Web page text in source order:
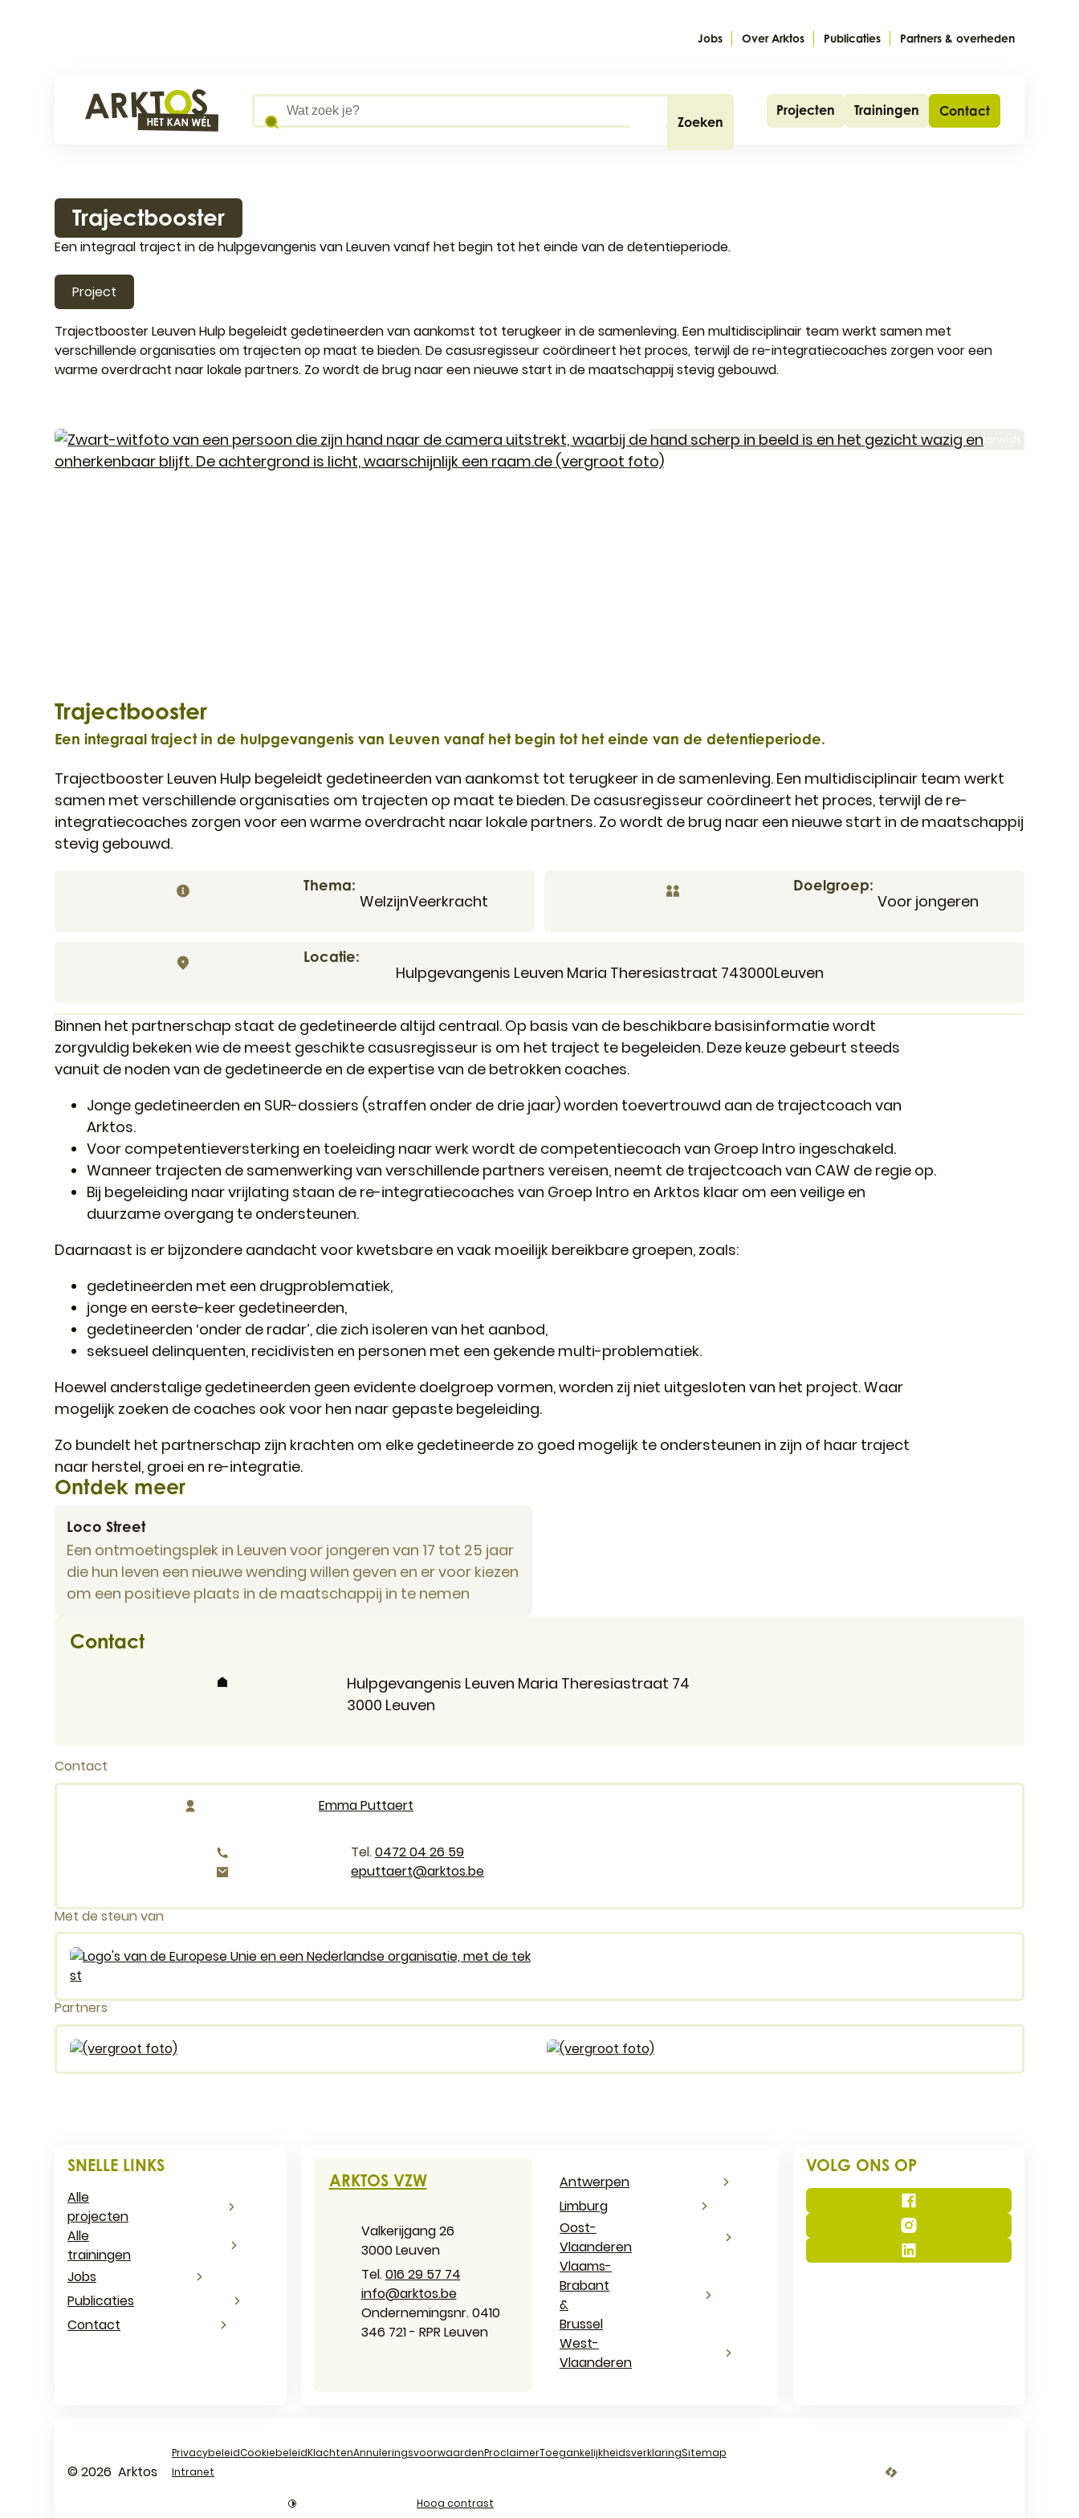
Jobs Over Arktos Publicaties Partners & overheden
Arktos Wat zoek je?
Zoeken
Projecten Trainingen Contact
Trajectbooster
Een integraal traject in de hulpgevangenis van Leuven vanaf het begin tot het einde van de detentieperiode.
Project
Trajectbooster Leuven Hulp begeleidt gedetineerden van aankomst tot terugkeer in de samenleving. Een multidisciplinair team werkt samen met
verschillende organisaties om trajecten op maat te bieden. De casusregisseur coördineert het proces, terwijl de re-integratiecoaches zorgen voor een
warme overdracht naar lokale partners. Zo wordt de brug naar een nieuwe start in de maatschappij stevig gebouwd.
Pexel - lalesh aldarwish
Trajectbooster
Een integraal traject in de hulpgevangenis van Leuven vanaf het begin tot het einde van de detentieperiode.
Trajectbooster Leuven Hulp begeleidt gedetineerden van aankomst tot terugkeer in de samenleving. Een multidisciplinair team werkt
samen met verschillende organisaties om trajecten op maat te bieden. De casusregisseur coördineert het proces, terwijl de re-
integratiecoaches zorgen voor een warme overdracht naar lokale partners. Zo wordt de brug naar een nieuwe start in de maatschappij
stevig gebouwd.
Thema
WelzijnVeerkracht
Doelgroep
Voor jongeren
Locatie
AdresHulpgevangenis Leuven Maria Theresiastraat 74,3000Leuven
Binnen het partnerschap staat de gedetineerde altijd centraal. Op basis van de beschikbare basisinformatie wordt
zorgvuldig bekeken wie de meest geschikte casusregisseur is om het traject te begeleiden. Deze keuze gebeurt steeds
vanuit de noden van de gedetineerde en de expertise van de betrokken coaches.
Jonge gedetineerden en SUR-dossiers (straffen onder de drie jaar) worden toevertrouwd aan de trajectcoach van
Arktos.
Voor competentieversterking en toeleiding naar werk wordt de competentiecoach van Groep Intro ingeschakeld.
Wanneer trajecten de samenwerking van verschillende partners vereisen, neemt de trajectcoach van CAW de regie op.
Bij begeleiding naar vrijlating staan de re-integratiecoaches van Groep Intro en Arktos klaar om een veilige en
duurzame overgang te ondersteunen.
Daarnaast is er bijzondere aandacht voor kwetsbare en vaak moeilijk bereikbare groepen, zoals:
gedetineerden met een drugproblematiek,
jonge en eerste-keer gedetineerden,
gedetineerden ‘onder de radar’, die zich isoleren van het aanbod,
seksueel delinquenten, recidivisten en personen met een gekende multi-problematiek.
Hoewel anderstalige gedetineerden geen evidente doelgroep vormen, worden zij niet uitgesloten van het project. Waar
mogelijk zoeken de coaches ook voor hen naar gepaste begeleiding.
Zo bundelt het partnerschap zijn krachten om elke gedetineerde zo goed mogelijk te ondersteunen in zijn of haar traject
naar herstel, groei en re-integratie.
Ontdek meer
Loco Street
Een ontmoetingsplek in Leuven voor jongeren van 17 tot 25 jaar
die hun leven een nieuwe wending willen geven en er voor kiezen
om een positieve plaats in de maatschappij in te nemen
Contact
Hulpgevangenis Leuven Maria Theresiastraat 74
,3000 Leuven
Contact
Emma Puttaert
0472 04 26 59
eputtaert@arktos.be
Met de steun van
Logo Medegefinancierd door de Europese Unie
Partners
ARKTOS VZW
AdresValkerijgang 26
,3000Leuven
016 29 57 74
E-mailinfo@arktos.be
Ondernemingsnummer
Ondernemingsnr. 0410
346 721 - RPR Leuven
Antwerpen
Limburg
Oost-
Vlaanderen
Vlaams-
Brabant
&
Brussel
West-
Vlaanderen
SNELLE LINKS
Alle
projecten
Alle
trainingen
Jobs
Publicaties
Contact
VOLG ONS OP
Facebook
Instagram
LinkedIn
© 2026 Arktos
PrivacybeleidCookiebeleidKlachtenAnnuleringsvoorwaardenProclaimerToegankelijkheidsverklaringSitemap
Intranet
Hoog contrast